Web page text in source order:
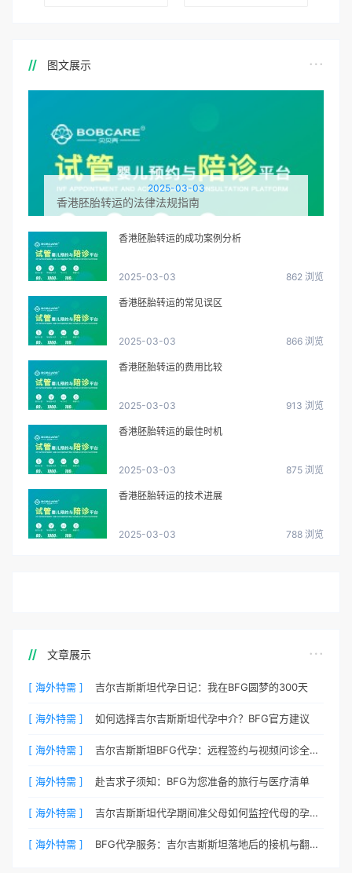
图文展示
2025-03-03
香港胚胎转运的法律法规指南
香港胚胎转运的成功案例分析
2025-03-03 862 浏览
香港胚胎转运的常见误区
2025-03-03 866 浏览
香港胚胎转运的费用比较
2025-03-03 913 浏览
香港胚胎转运的最佳时机
2025-03-03 875 浏览
香港胚胎转运的技术进展
2025-03-03 788 浏览
文章展示
[ 海外特需 ] 吉尔吉斯斯坦代孕日记：我在BFG圆梦的300天
[ 海外特需 ] 如何选择吉尔吉斯斯坦代孕中介？BFG官方建议
[ 海外特需 ] 吉尔吉斯斯坦BFG代孕：远程签约与视频问诊全流程
[ 海外特需 ] 赴吉求子须知：BFG为您准备的旅行与医疗清单
[ 海外特需 ] 吉尔吉斯斯坦代孕期间准父母如何监控代母的孕期状态？
[ 海外特需 ] BFG代孕服务：吉尔吉斯斯坦落地后的接机与翻译安排